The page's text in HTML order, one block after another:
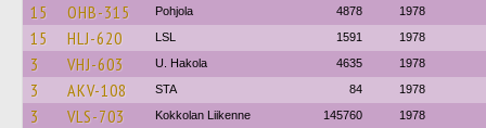
15 OHB-315 Pohjola 4878 1978
15 HLJ-620 LSL 1591 1978
3 VHJ-603 U. Hakola 4635 1978
3 AKV-108 STA 84 1978
3 VLS-703 Kokkolan Liikenne 145760 1978